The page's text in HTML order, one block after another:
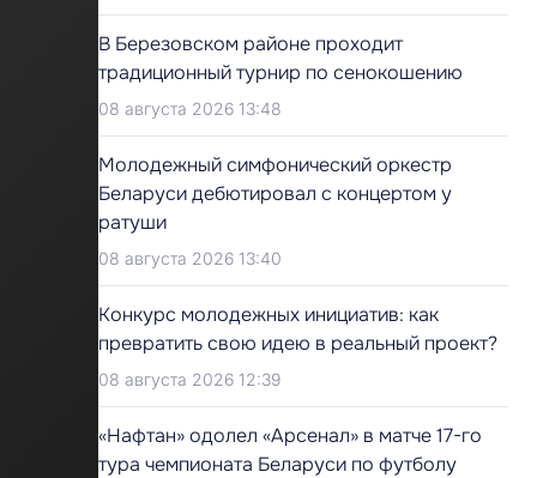
В Березовском районе проходит
традиционный турнир по сенокошению
08 августа 2026 13:48
Молодежный симфонический оркестр
Беларуси дебютировал с концертом у
ратуши
08 августа 2026 13:40
Конкурс молодежных инициатив: как
превратить свою идею в реальный проект?
08 августа 2026 12:39
«Нафтан» одолел «Арсенал» в матче 17-го
тура чемпионата Беларуси по футболу